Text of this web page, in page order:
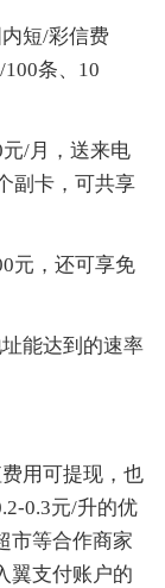
短/彩信费
条、10
/月，送来电
副卡，可共享
元，还可享免
能达到的速率
用可提现，也
0.3元/升的优
市等合作商家
翼支付账户的